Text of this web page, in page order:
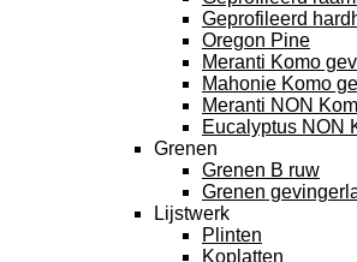
Geprofileerd
Oregon Pine
Meranti Komo
Mahonie Komo
Meranti NON
Eucalyptus NON
Grenen
Grenen B ruw
Grenen
Lijstwerk
Plinten
Koplatten